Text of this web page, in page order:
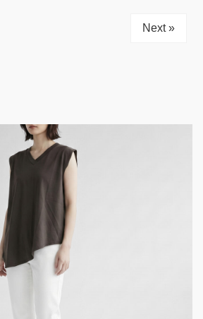
Next »